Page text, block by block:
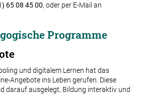
65 08 45 00, oder per E-Mail an
Programme
und digitalem Lernen hat das
Angebote ins Leben gerufen. Diese
darauf ausgelegt, Bildung interaktiv und